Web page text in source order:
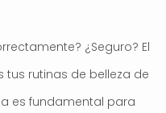
¿Seguro? El
rutinas de belleza de
es fundamental para